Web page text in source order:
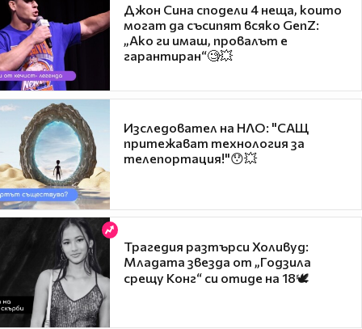
Джон Сина сподели 4 неща, които
могат да съсипят всяко GenZ:
„Ако ги имаш, провалът е
гарантиран“🧐💥
Изследовател на НЛО: "САЩ
притежават технология за
телепортация!"😯💥
Трагедия разтърси Холивуд:
Младата звезда от „Годзила
срещу Конг“ си отиде на 18🕊️